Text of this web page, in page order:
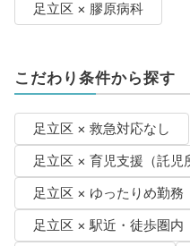
足立区 × 膠原病科
こだわり条件から探す
足立区 × 救急対応なし
足立区 × 育児支援（託児
足立区 × ゆったりめ勤務
足立区 × 駅近・徒歩圏内